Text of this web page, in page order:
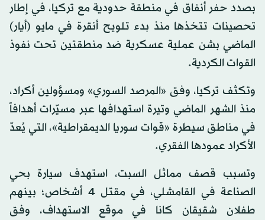
بصدد حفر أنفاق في منطقة حدودية مع تركيا، في إطار
تحصينات تتخذها منذ بدء تلويح أنقرة في مايو (أيار)
الماضي بشن عملية عسكرية ضد منطقتين تحت نفوذ
القوات الكردية.
وتكثف تركيا، وفق «المرصد السوري» ومسؤولين أكراد،
منذ الشهر الماضي وتيرة استهدافها عبر مسيّرات أهدافاً
في مناطق سيطرة «قوات سوريا الديمقراطية»، التي يُعدّ
الأكراد عمودها الفقري.
وتسبب قصف مماثل السبت، استهدف سيارة بحي
الصناعة في القامشلي، في مقتل 4 أشخاص؛ بينهم
طفلان شقيقان كانا في موقع الاستهداف، وفق